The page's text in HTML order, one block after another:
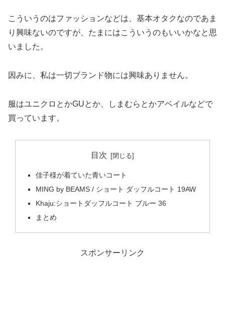
こういうのはファッションなどは、基本オタクなのであま
り興味ないのですが、たまにはこういうのもいいかなと思
いました。
因みに、私は一切ブランド物には興味ありません。
服はユニクロとかGUとか、しまむらとかアベイルなどで
買っています。
目次
佳子様が着ていた青いコート
MING by BEAMS / ショート ダッフルコート 19AW
Khaju:ショートダッフルコート ブルー 36
まとめ
スポンサーリンク